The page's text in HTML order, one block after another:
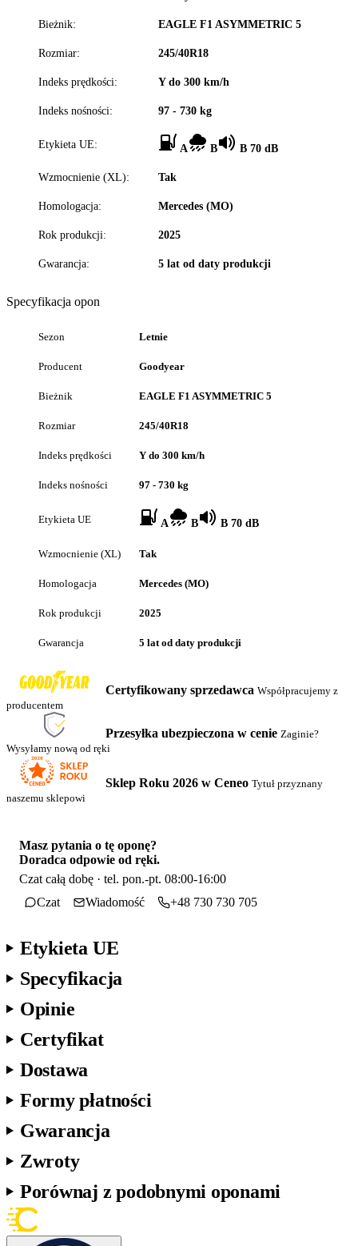
Bieżnik: EAGLE F1 ASYMMETRIC 5
Rozmiar: 245/40R18
Indeks prędkości: Y do 300 km/h
Indeks nośności: 97 - 730 kg
Etykieta UE: A B B 70 dB
Wzmocnienie (XL): Tak
Homologacja: Mercedes (MO)
Rok produkcji: 2025
Gwarancja: 5 lat od daty produkcji
Specyfikacja opon
Sezon Letnie
Producent Goodyear
Bieżnik EAGLE F1 ASYMMETRIC 5
Rozmiar 245/40R18
Indeks prędkości Y do 300 km/h
Indeks nośności 97 - 730 kg
Etykieta UE A B B 70 dB
Wzmocnienie (XL) Tak
Homologacja Mercedes (MO)
Rok produkcji 2025
Gwarancja 5 lat od daty produkcji
Certyfikowany sprzedawca Współpracujemy z
producentem
Przesyłka ubezpieczona w cenie Zaginie?
Wysyłamy nową od ręki
Sklep Roku 2026 w Ceneo Tytuł przyznany
naszemu sklepowi
Masz pytania o tę oponę?
Doradca odpowie od ręki.
Czat całą dobę · tel. pon.-pt. 08:00-16:00
Czat
Wiadomość +48 730 730 705
Etykieta UE
Specyfikacja
Opinie
Certyfikat
Dostawa
Formy płatności
Gwarancja
Zwroty
Porównaj z podobnymi oponami